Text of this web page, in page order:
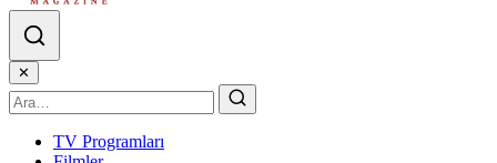
✕
TV Programları